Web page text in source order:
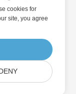
cookies for
site, you agree
DENY